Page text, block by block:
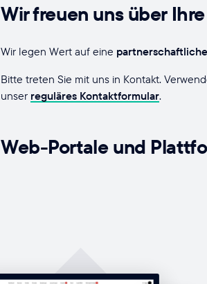
Wir freuen uns über
Wir legen Wert auf eine
Bitte treten Sie mit uns in Kontakt.
unser reguläres Kontaktformular.
Web-Portale und